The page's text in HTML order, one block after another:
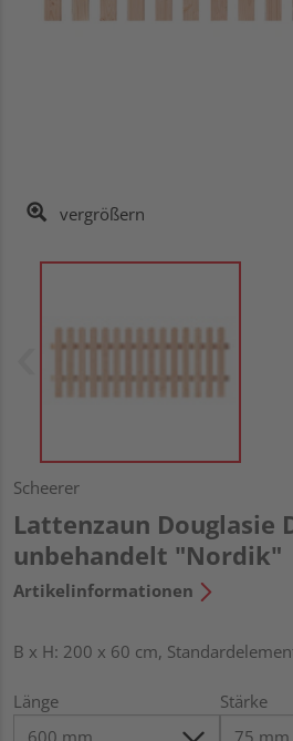
vergrößern
Scheerer
Lattenzaun Douglasie
unbehandelt "Nordik"
Artikelinformationen
B x H: 200 x 60 cm,
Länge Stärke